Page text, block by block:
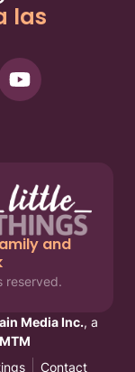
las
and
reserved.
Media Inc., a
Contact